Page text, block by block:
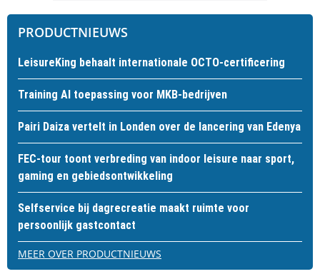
PRODUCTNIEUWS
LeisureKing behaalt internationale OCTO-certificering
Training AI toepassing voor MKB-bedrijven
Pairi Daiza vertelt in Londen over de lancering van Edenya
FEC-tour toont verbreding van indoor leisure naar sport,
gaming en gebiedsontwikkeling
Selfservice bij dagrecreatie maakt ruimte voor
persoonlijk gastcontact
MEER OVER PRODUCTNIEUWS